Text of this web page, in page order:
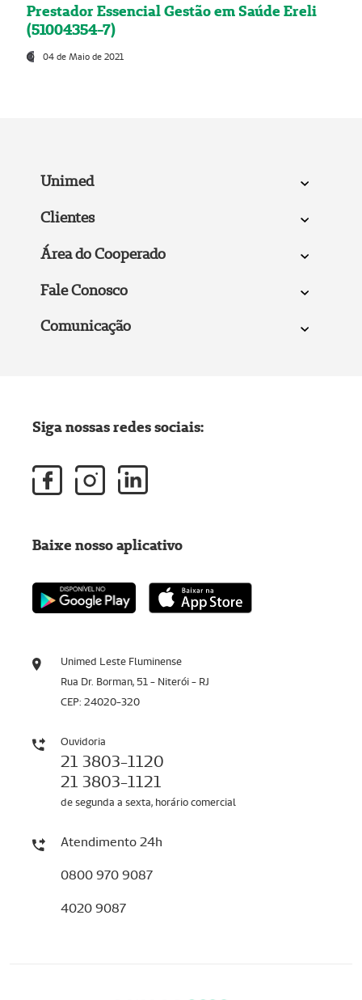
Prestador Essencial Gestão em Saúde Ereli
(51004354-7)
04 de Maio de 2021
Unimed
Clientes
Área do Cooperado
Fale Conosco
Comunicação
Unimed Leste Fluminense
Rua Dr. Borman, 51 - Niterói - RJ
CEP: 24020-320
Ouvidoria
21 3803-1120
21 3803-1121
de segunda a sexta, horário comercial
Atendimento 24h
0800 970 9087
4020 9087
Siga nossas redes sociais:
Baixe nosso aplicativo